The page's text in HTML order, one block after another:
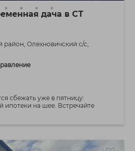
дача в СТ
Олехновичский с/с,
сбежать уже в пятницу:
ипотеки на шее. Встречайте